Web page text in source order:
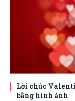
Lời chúc
bằng hình ảnh